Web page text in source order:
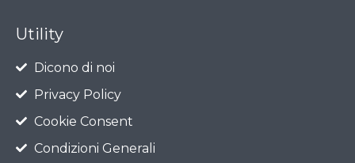
Utility
Dicono di noi
Privacy Policy
Cookie Consent
Condizioni Generali